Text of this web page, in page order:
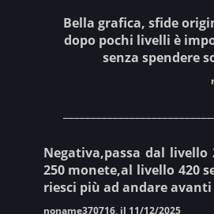
Bella grafica, sfide
dopo pochi livelli è
senza spendere
Negativa,passa dal
250 monete,al livello 420
riesci più ad andare avanti
noname370716, il 11/12/2025